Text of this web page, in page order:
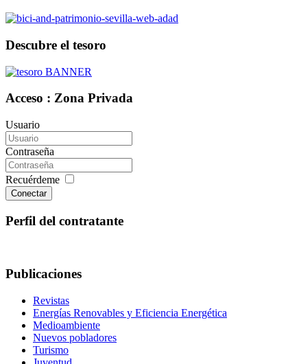
Descubre el tesoro
Acceso : Zona Privada
Usuario
Contraseña
Recuérdeme
Conectar
Perfil del contratante
Publicaciones
Revistas
Energías Renovables y Eficiencia Energética
Medioambiente
Nuevos pobladores
Turismo